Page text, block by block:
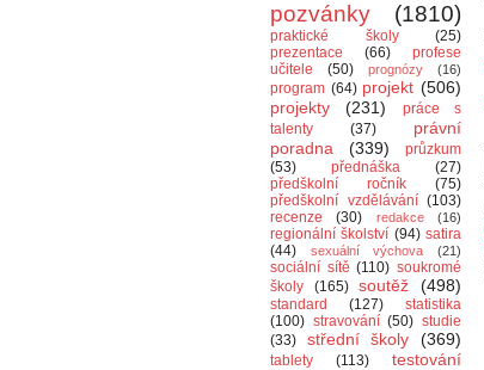
pozvánky
(1810)
praktické školy
(25)
prezentace
(66)
profese
učitele
(50) prognózy (16)
program (64) projekt (506)
projekty
(231)
práce s
talenty
(37)
právní
poradna
(339)
průzkum
(53)
přednáška
(27)
předškolní ročník
(75)
předškolní vzdělávání (103)
recenze
(30) redakce (16)
regionální školství (94) satira
(44)
sexuální výchova (21)
sociální sítě (110) soukromé
školy
(165) soutěž (498)
standard (127)
statistika
(100) stravování (50) studie
(33)
střední školy (369)
tablety (113)
testování